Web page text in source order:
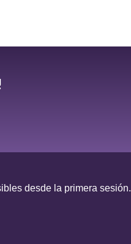
desde la primera sesión.